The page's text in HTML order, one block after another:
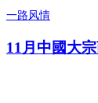
一路风情
11月中國大